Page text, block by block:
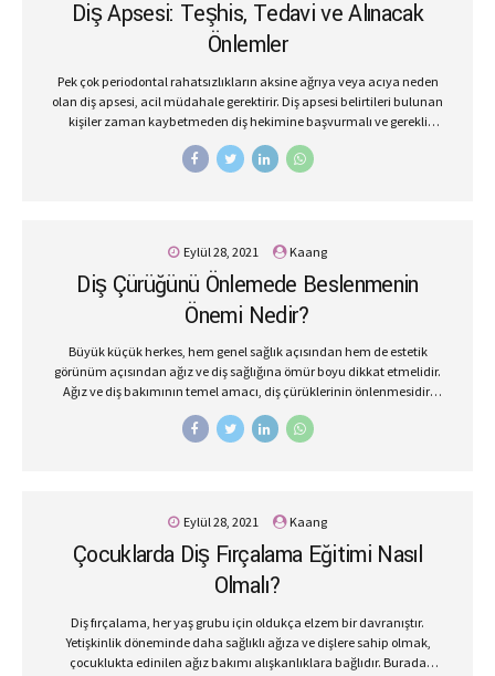
bruksizmin en yaygın belirtileri arasında yer alır. Gece plağı yapımı
tedavisiyle kişilerin...
Diş Apsesi: Teşhis, Tedavi ve Alınacak
Önlemler
Pek çok periodontal rahatsızlıkların aksine ağrıya veya acıya neden
olan diş apsesi, acil müdahale gerektirir. Diş apsesi belirtileri bulunan
kişiler zaman kaybetmeden diş hekimine başvurmalı ve gerekli
kayıplarına ve diş çekimlerine neden olabilir. Diş Apsesinin Belirtileri
iltihabın aktığı bölgedir. Bu belirtilerine hepsine ya da bir kısmına
sahipseniz en kısa sürede, zaman kaybetmeden, diş hekiminize...
Eylül 28, 2021 Kaang
Diş Çürüğünü Önlemede Beslenmenin
Önemi Nedir?
Büyük küçük herkes, hem genel sağlık açısından hem de estetik
görünüm açısından ağız ve diş sağlığına ömür boyu dikkat etmelidir.
Ağız ve diş bakımının temel amacı, diş çürüklerinin önlenmesidir.
Düzenli diş kontrolü ve düzenli diş bakımıyla çürüklerin oluşumunu
engelleyebilir ve diş çekimi gibi olumsuz durumların önüne
dişlerinizi çürüklere karşı daha iyi koruyabilirsiniz. Diş Düşmanı
Besinler Nelerdir? Sakaroz, früktoz, glikoz, laktoz vücuda enerji
sağlayan ancak dişlerin çürümesine sebep olan karbonhidratların
başında gelir. Şeker ve nişasta barındıran...
Eylül 28, 2021 Kaang
Çocuklarda Diş Fırçalama Eğitimi Nasıl
Olmalı?
Diş fırçalama, her yaş grubu için oldukça elzem bir davranıştır.
Yetişkinlik döneminde daha sağlıklı ağıza ve dişlere sahip olmak,
çocuklukta edinilen ağız bakımı alışkanlıklara bağlıdır. Burada